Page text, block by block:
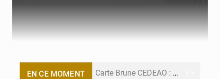
EN CE MOMENT Carte Brune CEDEAO : Lomé mise sur la digitalisation des sinistres